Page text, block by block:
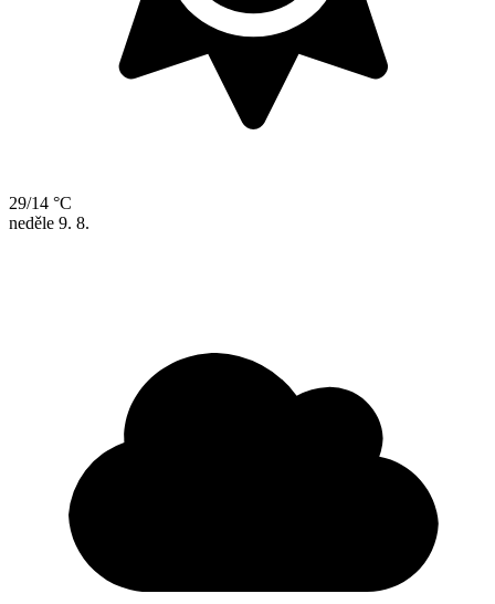
29/14 °C
neděle 9. 8.